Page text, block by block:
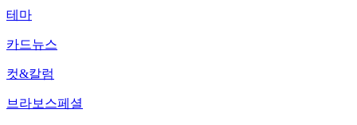
테마
카드뉴스
컷&칼럼
브라보스페셜